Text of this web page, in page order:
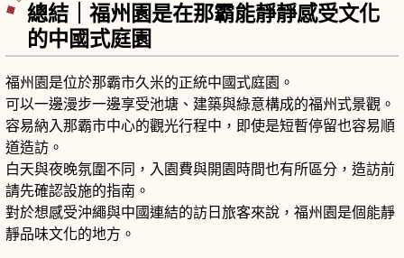
總結｜福州園是在那霸能靜靜感受文化
的中國式庭園
福州園是位於那霸市久米的正統中國式庭園。
可以一邊漫步一邊享受池塘、建築與綠意構成的福州式景觀。
容易納入那霸市中心的觀光行程中，即使是短暫停留也容易順
道造訪。
白天與夜晚氛圍不同，入園費與開園時間也有所區分，造訪前
請先確認設施的指南。
對於想感受沖繩與中國連結的訪日旅客來說，福州園是個能靜
靜品味文化的地方。